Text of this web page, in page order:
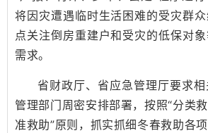
将因灾遭遇临时生活困难的受灾群
点关注倒房重建户和受灾的低保对
需求。
省财政厅、省应急管理厅要求
管理部门周密安排部署，按照“分类
准救助”原则，抓实抓细冬春救助各